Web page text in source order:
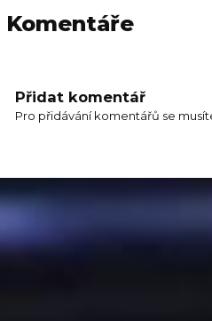
Komentáře
Přidat komentář
Pro přidávání komentářů se